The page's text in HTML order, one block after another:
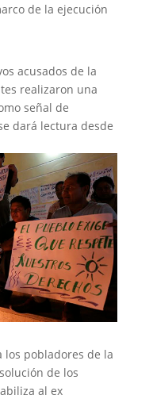
de la ejecución
acusados de la
realizaron una
señal de
dará lectura desde
los pobladores de la
de los
al ex